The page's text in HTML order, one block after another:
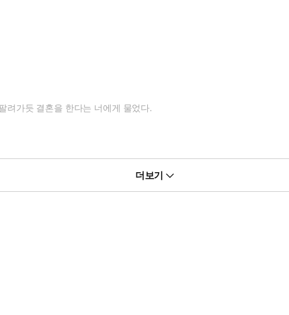
려가듯 결혼을 한다는 너에게 물었다.
더보기